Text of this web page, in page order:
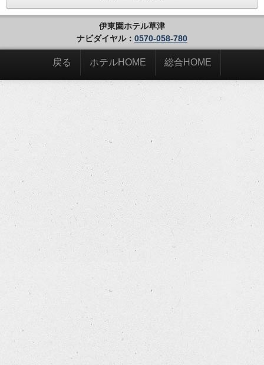
伊東園ホテル草津
ナビダイヤル： 0570-058-780
戻る ホテルHOME 総合HOME